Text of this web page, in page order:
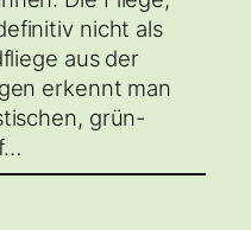
nicht als
aus der
erkennt man
grün-